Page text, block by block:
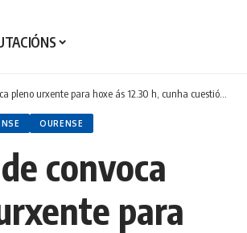
para hoxe ás 12.30 h, cunha cuestión de confianza vinculada á aprobación do orzamento
OURENSE
convoca
para